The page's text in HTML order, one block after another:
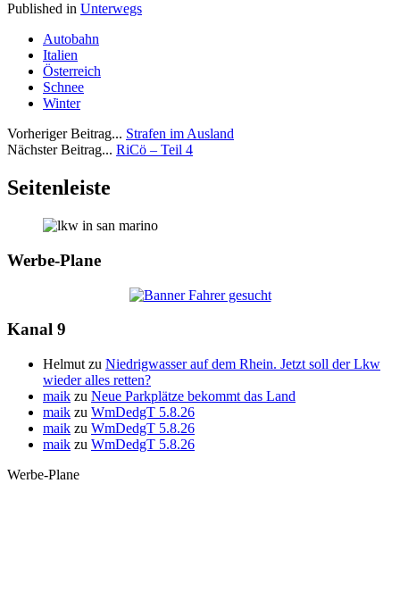
Published in Unterwegs
Autobahn
Italien
Österreich
Schnee
Winter
Vorheriger Beitrag... Strafen im Ausland
Nächster Beitrag... RiCö – Teil 4
Seitenleiste
Werbe-Plane
Kanal 9
Helmut zu Niedrigwasser auf dem Rhein. Jetzt soll der Lkw
wieder alles retten?
maik zu Neue Parkplätze bekommt das Land
maik zu WmDedgT 5.8.26
maik zu WmDedgT 5.8.26
maik zu WmDedgT 5.8.26
Werbe-Plane